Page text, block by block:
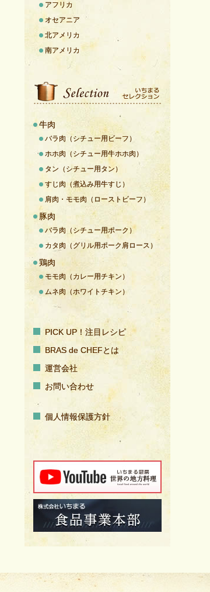
アフリカ
オセアニア
北アメリカ
南アメリカ
牛肉
バラ肉（シチュー用ビーフ）
ホホ肉（シチュー用牛ホホ肉）
タン（シチュー用タン）
すじ肉（煮込み用牛すじ）
肩肉・モモ肉（ローストビーフ）
豚肉
バラ肉（シチュー用ポーク）
カタ肉（グリル用ポーク肩ロース）
鶏肉
モモ肉（カレー用チキン）
ムネ肉（ホワイトチキン）
PICK UP！注目レシピ
BRAS de CHEFとは
運営会社
お問い合わせ
個人情報保護方針